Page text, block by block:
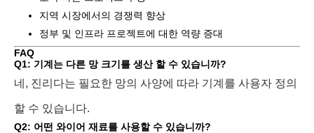
지역 시장에서의 경쟁력 향상
정부 및 인프라 프로젝트에 대한 역량 증대
FAQ
Q1: 기계는 다른 망 크기를 생산 할 수 있습니까?
네, 진리다는 필요한 망의 사양에 따라 기계를 사용자 정의
할 수 있습니다.
Q2: 어떤 와이어 재료를 사용할 수 있습니까?